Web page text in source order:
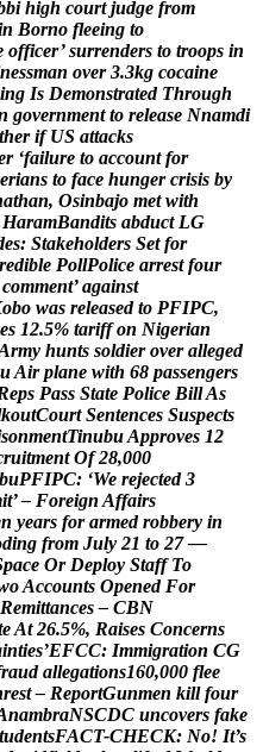
bi high court judge from
n Borno fleeing to
officer’ surrenders to troops in
nessman over 3.3kg cocaine
ing Is Demonstrated Through
government to release Nnamdi
ther if US attacks
r ‘failure to account for
erians to face hunger crisis by
athan, Osinbajo met with
HaramBandits abduct LG
es: Stakeholders Set for
redible PollPolice arrest four
comment’ against
obo was released to PFIPC,
es 12.5% tariff on Nigerian
rmy hunts soldier over alleged
uAir plane with 68 passengers
eps Pass State Police BillAs
koutCourt Sentences Suspects
sonmentTinubuApproves 12
ruitment Of 28,000
buPFIPC: ‘We rejected 3
it’ – Foreign Affairs
n years for armed robbery in
ding from July 21 to 27 —
pace Or Deploy Staff To
oAccounts Opened For
Remittances – CBN
eAt 26.5%, Raises Concerns
inties’EFCC: Immigration CG
raud allegations160,000 flee
rest – ReportGunmen kill four
nambraNSCDC uncovers fake
tudentsFACT-CHECK: No! It’s